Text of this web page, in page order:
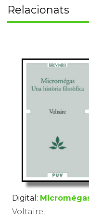
Relacionats
Digital:
Voltaire,